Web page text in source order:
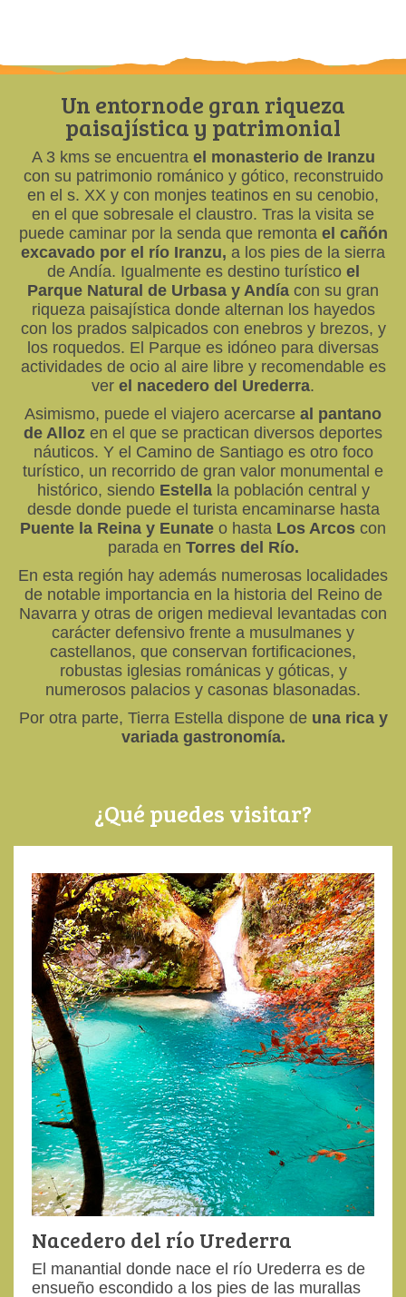
Un entornode gran riqueza
paisajística y patrimonial
A 3 kms se encuentrael monasterio de Iranzu
con su patrimonio románico y gótico, reconstruido
en el s. XX y con monjes teatinos en su cenobio,
en el que sobresale el claustro. Tras la visita se
puede caminar por la senda que remontael cañón
excavado por el río Iranzu, a los pies de la sierra
de Andía. Igualmente es destino turísticoel
Parque Natural de Urbasa y Andía con su gran
riqueza paisajística donde alternan los hayedos
con los prados salpicados con enebros y brezos, y
los roquedos. El Parque es idóneo para diversas
actividades de ocio al aire libre y recomendable es
ver el nacedero del Urederra.
Asimismo, puede el viajero acercarse al pantano
de Alloz en el que se practican diversos deportes
náuticos. Y el Camino de Santiago es otro foco
turístico, un recorrido de gran valor monumental e
histórico, siendo Estellala población central y
desde donde puede el turista encaminarse hasta
Puente la Reina y Eunate o hasta Los Arcos con
parada en Torres del Río.
En esta región hay además numerosas localidades
de notable importancia en la historia del Reino de
Navarra y otras de origen medieval levantadas con
carácter defensivo frente a musulmanes y
castellanos, que conservan fortificaciones,
robustas iglesias románicas y góticas, y
numerosos palacios y casonas blasonadas.
Por otra parte, Tierra Estella dispone de una rica y
variada gastronomía.
¿Qué puedes visitar?
Nacedero del río Urederra
El manantial donde nace el río Urederra es de
ensueño escondido a los pies de las murallas